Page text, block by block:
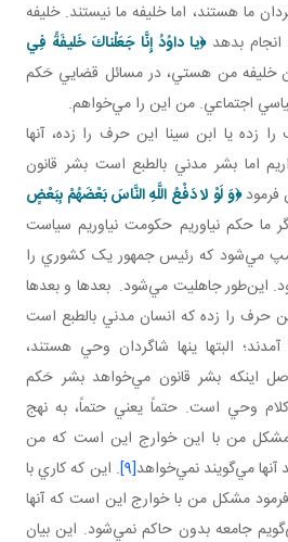
ما هستند، اما خليفه ما نيستند. خليفه
انجام بدهد﴿يا داوُدُ إِنَّا جَعَلْناكَ خَليفَةً فِي
خليفه من هستي، در مسائل قضايي حَکم
اجتماعي. من اين را مي‌خواهم.
را زده يا ابن سينا اين حرف را زده، آنها
اما بشر مدني بالطبع است بشر قانون
﴿وَ لَوْ لا دَفْعُ اللَّهِ النَّاسَ بَعْضَهُمْ بِبَعْضٍ
ما حکم نياوريم حکومت نياوريم سياست
مي‌شود که رئيس جمهور يک کشوري را
اين‌طور جاهليت مي‌شود. بعدها و بعدها
حرف را زده که انسان مدني بالطبع است
البتها ينها شاگردان وحي هستند،
اينکه بشر قانون مي‌خواهد بشر حَکم
وحي است. حتماً يعني حتماً، به نهج
مشکل من با اين خوارج اين است که من
مي‌گويند نمي‌خواهد[9] . اين که کاري با
فرمود مشکل من با خوارج اين است که آنها
جامعه بدون حاکم نمي‌شود. اين بيان